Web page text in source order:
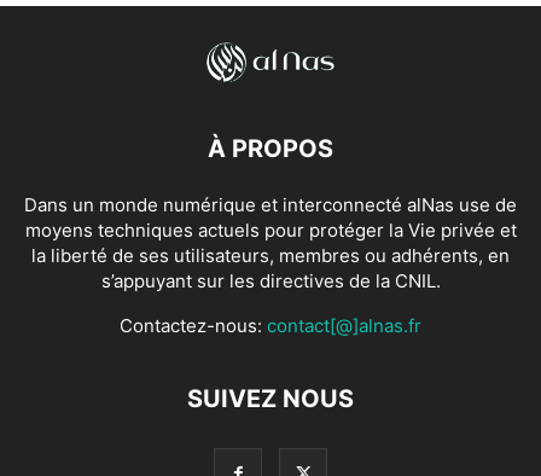
À PROPOS
Dans un monde numérique et interconnecté alNas use de
moyens techniques actuels pour protéger la Vie privée et
la liberté de ses utilisateurs, membres ou adhérents, en
s’appuyant sur les directives de la CNIL.
Contactez-nous: contact[@]alnas.fr
SUIVEZ NOUS